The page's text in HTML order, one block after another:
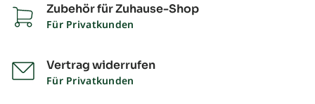
Zubehör für Zuhause-Shop
Für Privatkunden
Vertrag widerrufen
Für Privatkunden